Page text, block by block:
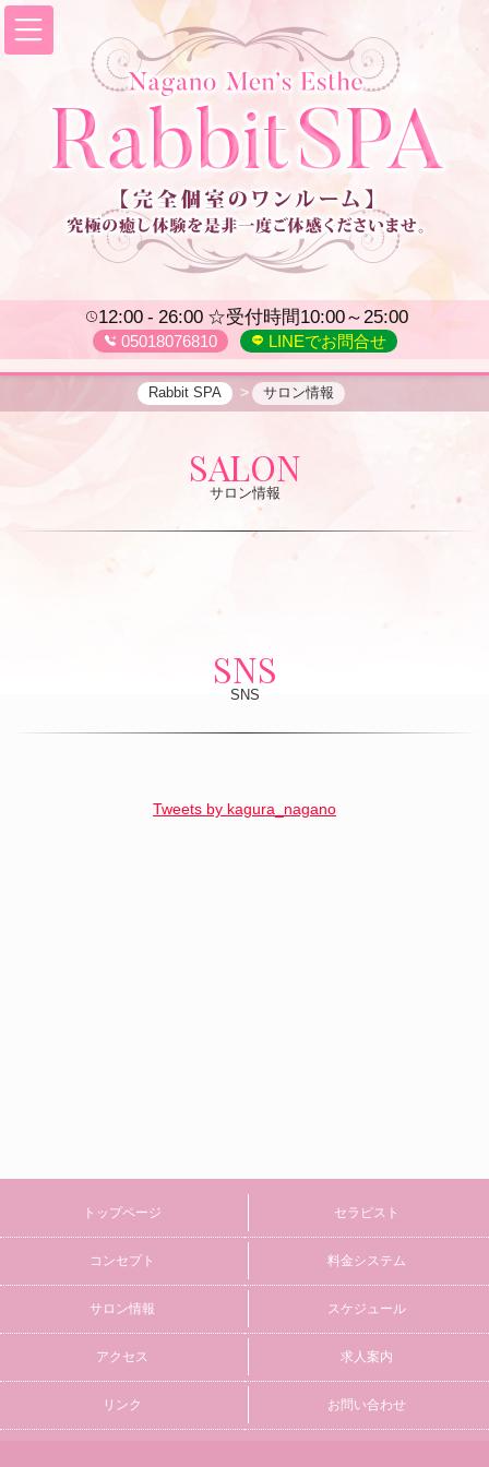
12:00 26:00 ☆受付時間10:00～25:00
05018076810 LINEでお問合せ
Rabbit SPA サロン情報
SALON
サロン情報
SNS
SNS
Tweets by kagura_nagano
トップページ セラピスト
コンセプト 料金システム
サロン情報 スケジュール
アクセス 求人案内
リンク お問い合わせ